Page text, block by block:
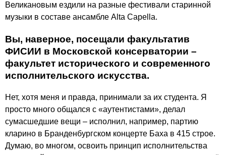
Великановым ездили на разные фестивали старинной
музыки в составе ансамбле Alta Capella.
Вы, наверное, посещали факультатив
ФИСИИ в Московской консерватории –
факультет исторического и современного
исполнительского искусства.
Нет, хотя меня и правда, принимали за их студента. Я
просто много общался с «аутентистами», делал
сумасшедшие вещи – исполнил, например, партию
кларино в Бранденбургском концерте Баха в 415 строе.
Думаю, во многом, освоить принцип исполнительства